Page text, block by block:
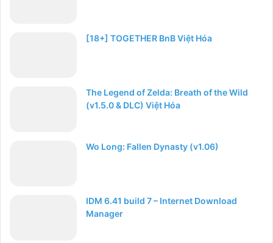
[18+] TOGETHER BnB Việt Hóa
The Legend of Zelda: Breath of the Wild
(v1.5.0 & DLC) Việt Hóa
Wo Long: Fallen Dynasty (v1.06)
IDM 6.41 build 7 – Internet Download
Manager